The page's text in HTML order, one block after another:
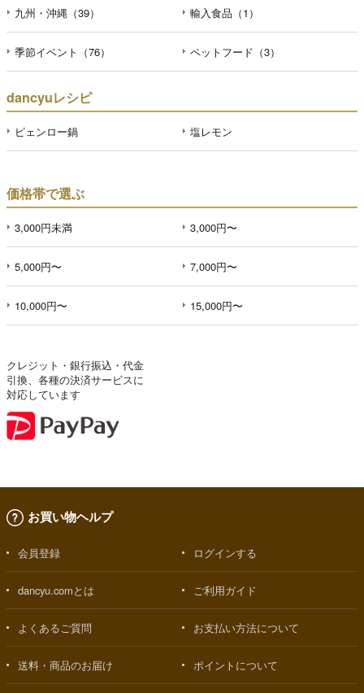
九州・沖縄（39） 輸入食品（1）
季節イベント（76） ペットフード（3）
dancyuレシピ
ピェンロー鍋 塩レモン
価格帯で選ぶ
3,000円未満 3,000円〜
5,000円〜 7,000円〜
10,000円〜 15,000円〜
クレジット・銀行振込・代金
引換、各種の決済サービスに
対応しています
お買い物ヘルプ
会員登録 ログインする
dancyu.comとは ご利用ガイド
よくあるご質問 お支払い方法について
送料・商品のお届け ポイントについて